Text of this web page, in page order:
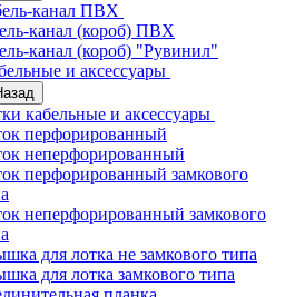
канал ПВХ
канал (короб) ПВХ
канал (короб) "Рувинил"
и аксессуары
кабельные и аксессуары
перфорированный
неперфорированный
перфорированный замкового
неперфорированный замкового
для лотка не замкового типа
для лотка замкового типа